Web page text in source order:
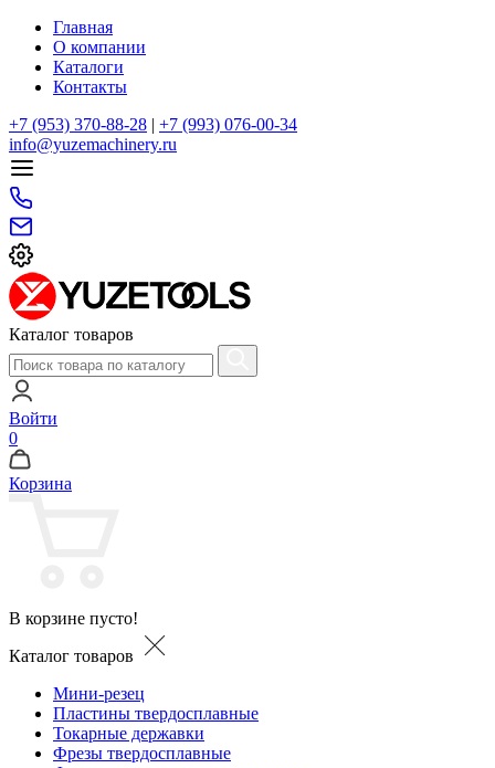
Главная
О компании
Каталоги
Контакты
+7 (953) 370-88-28 | +7 (993) 076-00-34
info@yuzemachinery.ru
Каталог товаров
Войти
0
Корзина
В корзине пусто!
Каталог товаров
Мини-резец
Пластины твердосплавные
Токарные державки
Фрезы твердосплавные